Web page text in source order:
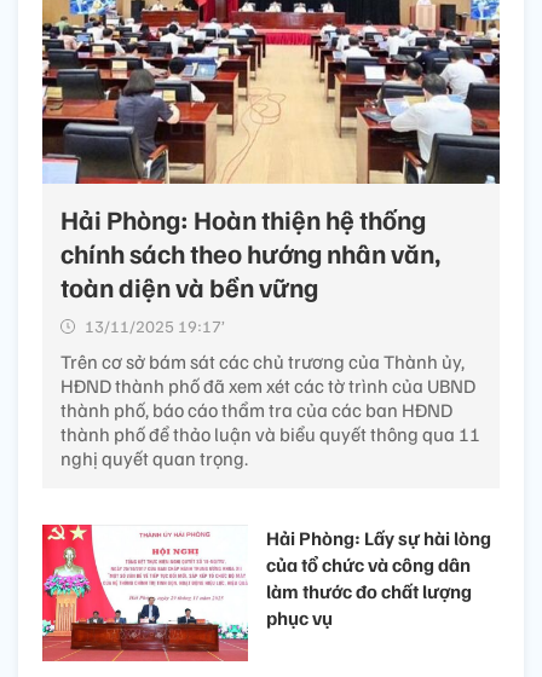
Hải Phòng: Hoàn thiện hệ thống
chính sách theo hướng nhân văn,
toàn diện và bền vững
13/11/2025 19:17’
Trên cơ sở bám sát các chủ trương của Thành ủy,
HĐND thành phố đã xem xét các tờ trình của UBND
thành phố, báo cáo thẩm tra của các ban HĐND
thành phố để thảo luận và biểu quyết thông qua 11
nghị quyết quan trọng.
Hải Phòng: Lấy sự hài lòng
của tổ chức và công dân
làm thước đo chất lượng
phục vụ